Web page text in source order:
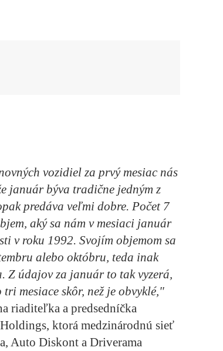
vozidiel za prvý mesiac nás
január býva tradične jedným z
predáva veľmi dobre. Počet 7
aký sa nám v mesiaci január
v roku 1992. Svojím objemom sa
alebo októbru, teda inak
Z údajov za január to tak vyzerá,
mesiace skôr, než je obvyklé,"
riaditeľka a predsedníčka
ktorá medzinárodnú sieť
Auto Diskont a Driverama